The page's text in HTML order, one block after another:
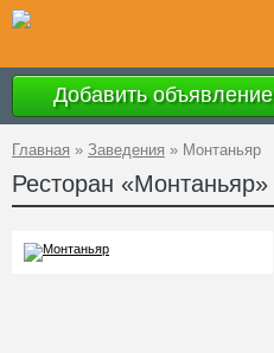
Добавить объявление
Главная » Заведения » Монтаньяр
Ресторан «Монтаньяр»